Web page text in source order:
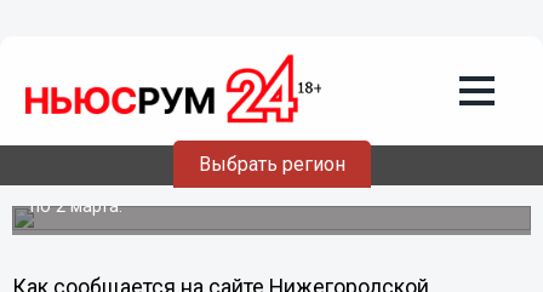
Выбрать регион
В Нижний Новгород прибудет икона
блаженной Матроны Московской с
частицей святых мощей
Святыня будет пребывать для молитвенного поклонения
по 2 марта.
Как сообщается на сайте Нижегородской